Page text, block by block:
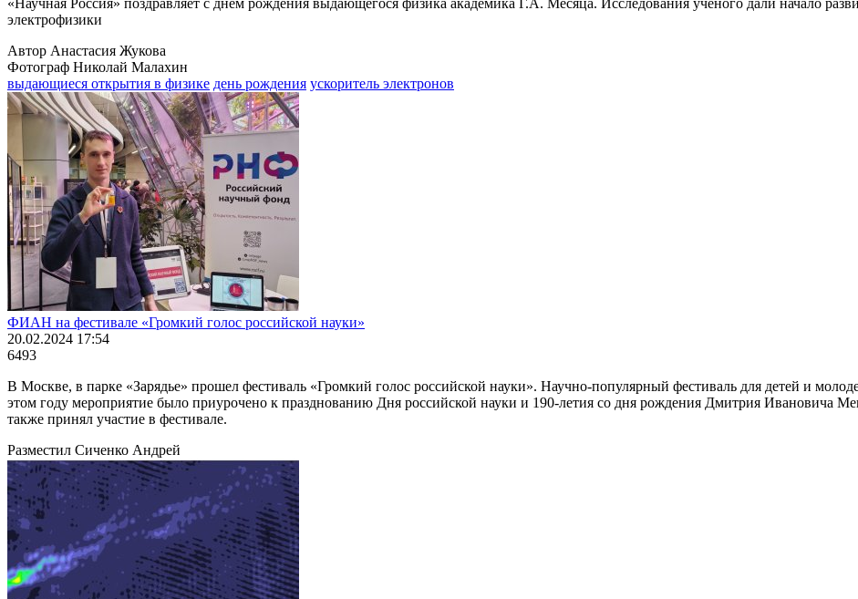
«Научная Россия» поздравляет с днем рождения выдающегося физика академика Г.А. Месяца. Исследования ученого дали начало
электрофизики
Автор Анастасия Жукова
Фотограф Николай Малахин
выдающиеся открытия в физике день рождения ускоритель электронов
ФИАН на фестивале «Громкий голос российской науки»
20.02.2024 17:54
6493
В Москве, в парке «Зарядье» прошел фестиваль «Громкий голос российской науки». Научно-популярный фестиваль для детей и
этом году мероприятие было приурочено к празднованию Дня российской науки и 190-летия со дня рождения Дмитрия Ивановича
также принял участие в фестивале.
Разместил Сиченко Андрей